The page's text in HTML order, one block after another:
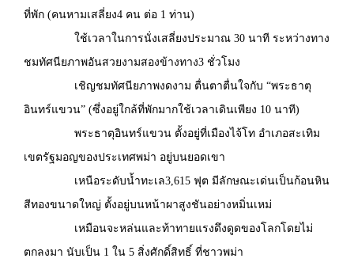
ที่พัก (คนหามเสลี่ยง4 คน ต่อ 1 ท่าน)
ใช้เวลาในการนั่งเสลี่ยงประมาณ 30 นาที ระหว่างทาง
ชมทัศนียภาพอันสวยงามสองข้างทาง3 ชั่วโมง
เชิญชมทัศนียภาพงดงาม ตื่นตาตื่นใจกับ “พระธาตุ
อินทร์แขวน” (ซึ่งอยู่ใกล้ที่พักมากใช้เวลาเดินเพียง 10 นาที)
พระธาตุอินทร์แขวน ตั้งอยู่ที่เมืองไจ้โท อำเภอสะเทิม
เขตรัฐมอญของประเทศพม่า อยู่บนยอดเขา
เหนือระดับน้ำทะเล3,615 ฟุต มีลักษณะเด่นเป็นก้อนหิน
สีทองขนาดใหญ่ ตั้งอยู่บนหน้าผาสูงชันอย่างหมิ่นเหม่
เหมือนจะหล่นและท้าทายแรงดึงดูดของโลกโดยไม่
ตกลงมา นับเป็น 1 ใน 5 สิ่งศักดิ์สิทธิ์ ที่ชาวพม่า